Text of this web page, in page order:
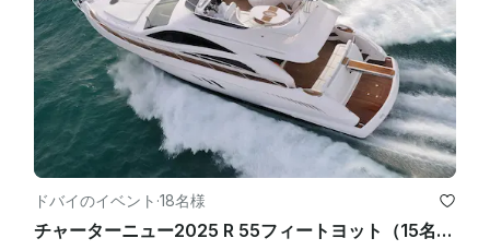
ドバイのイベント ·18名様
チャーターニュー2025 R 55フィートヨット（15名様用）ドバイマリーナでのベストオファー